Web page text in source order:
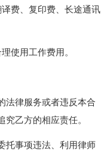
费、复印费、长途通讯
使用工作费用。
律服务或者违反本合
乙方的相应责任。
事项违法、利用律师